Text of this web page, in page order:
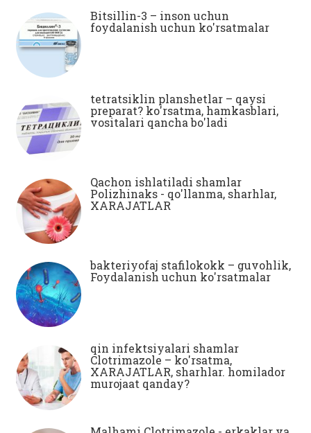
Bitsillin-3 – inson uchun
foydalanish uchun ko'rsatmalar
tetratsiklin planshetlar – qaysi
preparat? ko'rsatma, hamkasblari,
vositalari qancha bo'ladi
Qachon ishlatiladi shamlar
Polizhinaks - qo'llanma, sharhlar,
XARAJATLAR
bakteriyofaj stafilokokk – guvohlik,
Foydalanish uchun ko'rsatmalar
qin infektsiyalari shamlar
Clotrimazole – ko'rsatma,
XARAJATLAR, sharhlar. homilador
murojaat qanday?